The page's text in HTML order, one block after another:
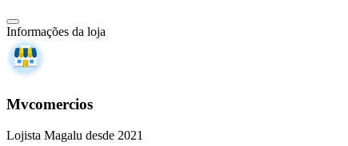
Informações da loja
Mvcomercios
Lojista Magalu desde 2021